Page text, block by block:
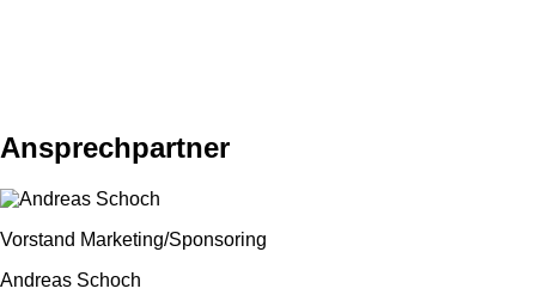
Ansprechpartner
Vorstand Marketing/Sponsoring
Andreas Schoch